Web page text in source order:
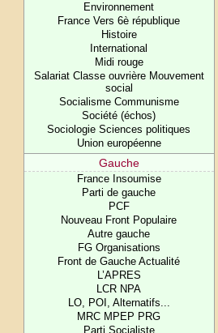
Environnement
France Vers 6è république
Histoire
International
Midi rouge
Salariat Classe ouvrière Mouvement
social
Socialisme Communisme
Société (échos)
Sociologie Sciences politiques
Union européenne
Gauche
France Insoumise
Parti de gauche
PCF
Nouveau Front Populaire
Autre gauche
FG Organisations
Front de Gauche Actualité
L’APRES
LCR NPA
LO, POI, Alternatifs...
MRC MPEP PRG
Parti Socialiste